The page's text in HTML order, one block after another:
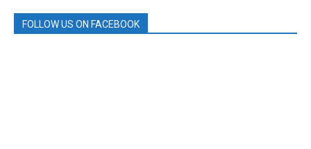
FOLLOW US ON FACEBOOK